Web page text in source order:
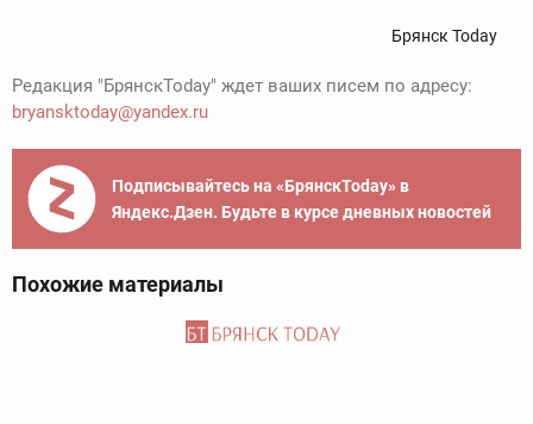
Брянск Today
Редакция "БрянскToday" ждет ваших писем по адресу:
bryansktoday@yandex.ru
Подписывайтесь на «БрянскToday» в
Яндекс.Дзен. Будьте в курсе дневных новостей
Похожие материалы